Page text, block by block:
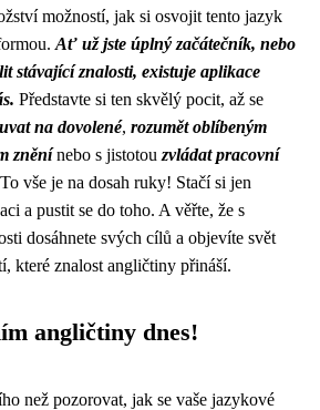
možností, jak si osvojit tento jazyk
Ať už jste úplný začátečník, nebo
stávající znalosti, existuje aplikace
Představte si ten skvělý pocit, až se
na dovolené, rozumět oblíbeným
zněnínebo s jistotou zvládat pracovní
vše je na dosah ruky! Stačí si jen
a pustit se do toho. A věřte, že s
dosáhnete svých cílů a objevíte svět
které znalost angličtiny přináší.
angličtiny dnes!
než pozorovat, jak se vaše jazykové